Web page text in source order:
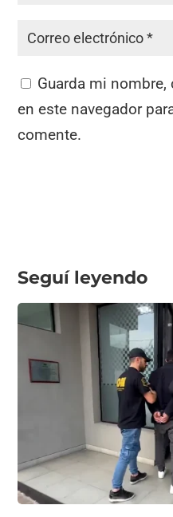
Guarda mi
en este navegador
comente.
Seguí leyendo